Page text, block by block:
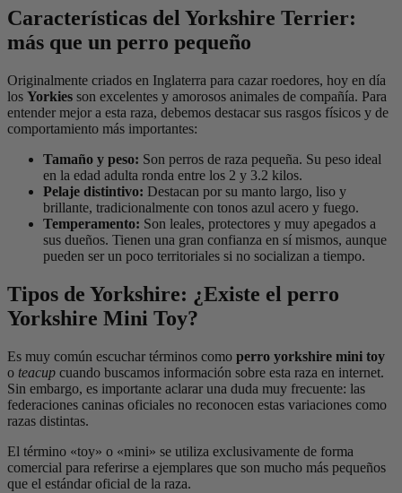
Salmón
–
130gr
cantidad
Características del Yorkshire Terrier:
más que un perro pequeño
Originalmente criados en Inglaterra para cazar roedores, hoy en día
los Yorkies son excelentes y amorosos animales de compañía. Para
entender mejor a esta raza, debemos destacar sus rasgos físicos y de
comportamiento más importantes:
Tamaño y peso: Son perros de raza pequeña. Su peso ideal
en la edad adulta ronda entre los 2 y 3.2 kilos.
Pelaje distintivo: Destacan por su manto largo, liso y
brillante, tradicionalmente con tonos azul acero y fuego.
Temperamento: Son leales, protectores y muy apegados a
sus dueños. Tienen una gran confianza en sí mismos, aunque
pueden ser un poco territoriales si no socializan a tiempo.
Tipos de Yorkshire: ¿Existe el perro
Yorkshire Mini Toy?
Es muy común escuchar términos como perro yorkshire mini toy
o teacup cuando buscamos información sobre esta raza en internet.
Sin embargo, es importante aclarar una duda muy frecuente: las
federaciones caninas oficiales no reconocen estas variaciones como
razas distintas.
El término «toy» o «mini» se utiliza exclusivamente de forma
comercial para referirse a ejemplares que son mucho más pequeños
que el estándar oficial de la raza.